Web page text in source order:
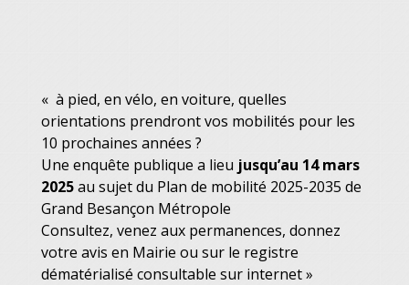
« à pied, en vélo, en voiture, quelles
orientations prendront vos mobilités pour les
10 prochaines années ?
Une enquête publique a lieu jusqu’au 14 mars
2025au sujet du Plan de mobilité 2025-2035 de
Grand Besançon Métropole
Consultez, venez aux permanences, donnez
votre avis en Mairie ou sur le registre
dématérialisé consultable sur internet »